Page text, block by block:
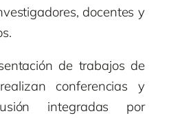
docentes y
de trabajos de
conferencias y
integradas por